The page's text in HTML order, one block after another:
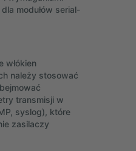
modułów serial-
włókien
należy stosować
transmisji w
syslog), które
zasilaczy